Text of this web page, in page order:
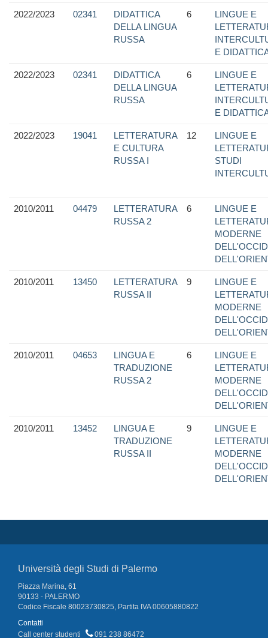
2022/2023 02341
DIDATTICA
DELLA LINGUA
RUSSA
6
LINGUE E
E
2022/2023 02341
DIDATTICA
DELLA LINGUA
RUSSA
6
LINGUE E
E
2022/2023 19041
LETTERATURA
E CULTURA
RUSSA I
12
LINGUE E
STUDI
2010/2011 04479
LETTERATURA
RUSSA 2
6
LINGUE E
MODERNE
2010/2011 13450
LETTERATURA
RUSSA II
9
LINGUE E
MODERNE
2010/2011 04653
LINGUA E
TRADUZIONE
RUSSA 2
6
LINGUE E
MODERNE
2010/2011 13452
LINGUA E
TRADUZIONE
RUSSA II
9
LINGUE E
MODERNE
Università degli Studi di Palermo
Piazza Marina, 61
90133 - PALERMO
Codice Fiscale 80023730825, Partita IVA 00605880822
Contatti
Call center studenti
091 238 86472